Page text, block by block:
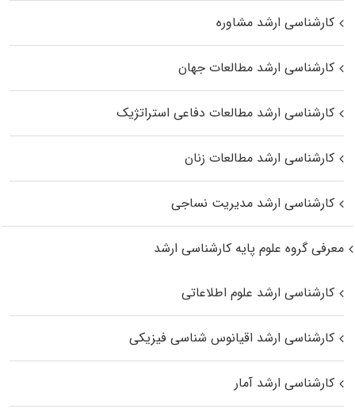
کارشناسی ارشد مشاوره
کارشناسی ارشد مطالعات جهان
کارشناسی ارشد مطالعات دفاعی استراتژیک
کارشناسی ارشد مطالعات زنان
کارشناسی ارشد مدیریت نساجی
معرفی گروه علوم پایه کارشناسی ارشد
کارشناسی ارشد علوم اطلاعاتی
کارشناسی ارشد اقیانوس‌ شناسی فیزیکی
کارشناسی ارشد آمار